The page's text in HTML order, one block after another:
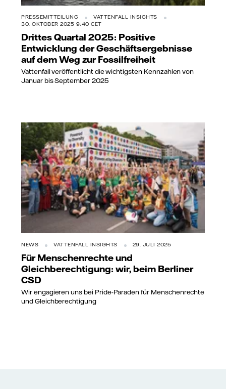
PRESSEMITTEILUNG
VATTENFALL INSIGHTS
30. OKTOBER 2025 9:40 CET
Drittes Quartal 2025: Positive
Entwicklung der Geschäftsergebnisse
auf dem Weg zur Fossilfreiheit
Vattenfall veröffentlicht die wichtigsten Kennzahlen von
Januar bis September 2025
NEWS VATTENFALL INSIGHTS 29. JULI 2025
Für Menschenrechte und
Gleichberechtigung: wir, beim Berliner
CSD
Wir engagieren uns bei Pride-Paraden für Menschenrechte
und Gleichberechtigung